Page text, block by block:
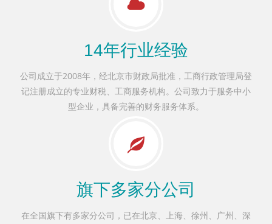
14年行业经验
公司成立于2008年，经北京市财政局批准，工商行政管理局登
记注册成立的专业财税、工商服务机构。公司致力于服务中小
型企业，具备完善的财务服务体系。
旗下多家分公司
在全国旗下有多家分公司，已在北京、上海、徐州、广州、深